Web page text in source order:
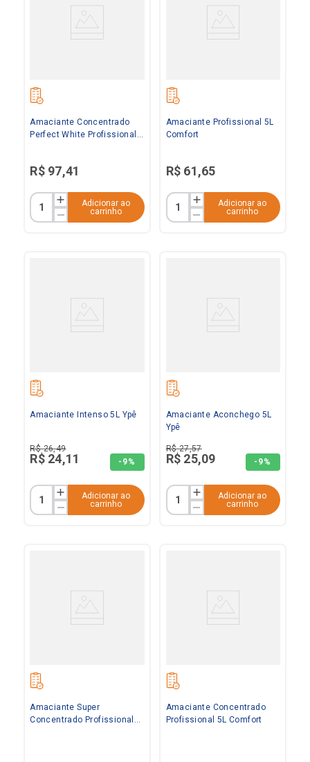
Amaciante Concentrado
Perfect White Profissional
R$ 97,41
Adicionar ao
carrinho
Amaciante Profissional 5L
Comfort
R$ 61,65
Adicionar ao
carrinho
Amaciante Intenso 5L Ypê
R$ 26,49
R$ 24,11 - 9%
Adicionar ao
carrinho
Amaciante Aconchego 5L
Ypê
R$ 27,57
R$ 25,09 - 9%
Adicionar ao
carrinho
Amaciante Super
Concentrado Profissional
Amaciante Concentrado
Profissional 5L Comfort